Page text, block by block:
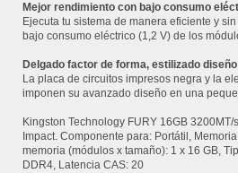
Mejor rendimiento con bajo consumo
Ejecuta tu sistema de manera eficiente y
bajo consumo eléctrico (1,2 V) de los
Delgado factor de forma, estilizado diseño
La placa de circuitos impresos negra y la
imponen su avanzado diseño en una
Kingston Technology FURY 16GB 3200MT/
Impact. Componente para: Portátil,
memoria (módulos x tamaño): 1 x 16 GB,
DDR4, Latencia CAS: 20